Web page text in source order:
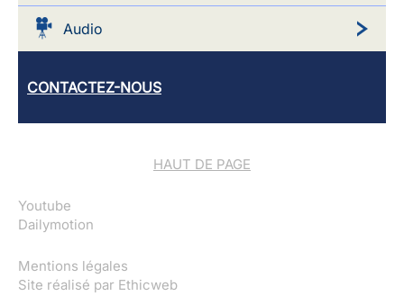
Audio
CONTACTEZ-NOUS
HAUT DE PAGE
Youtube
Dailymotion
Mentions légales
Site réalisé par Ethicweb